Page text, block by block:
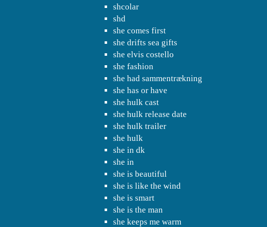
shcolar
shd
she comes first
she drifts sea gifts
she elvis costello
she fashion
she had sammentrækning
she has or have
she hulk cast
she hulk release date
she hulk trailer
she hulk
she in dk
she in
she is beautiful
she is like the wind
she is smart
she is the man
she keeps me warm